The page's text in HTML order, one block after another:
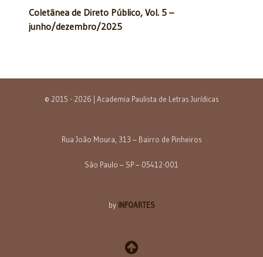
Coletânea de Direto Público, Vol. 5 –
junho/dezembro/2025
© 2015 - 2026 | Academia Paulista de Letras Jurídicas
Rua João Moura, 313 – Bairro de Pinheiros
São Paulo – SP – 05412-001
by INFOARTES